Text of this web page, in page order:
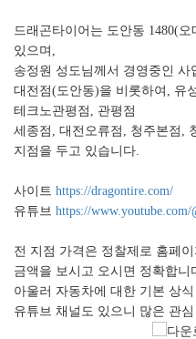
드래곤타이어는 도안동 1480(
있으며,
송정원 성도님께서 경영중인 사
대전점(도안동)을 비롯하여, 유
테크노관평점, 관평점
세종점, 대전오류점, 청주본점,
지점을 두고 있습니다.
사이트 https://dragontire.com/
유튜브 https://www.youtube.com/
전 지점 가격은 정찰제로 홈페
금액을 보시고 오시면 정확합니
아울러 자동차에 대한 기본 상
유튜브 채널도 있으니 많은 관